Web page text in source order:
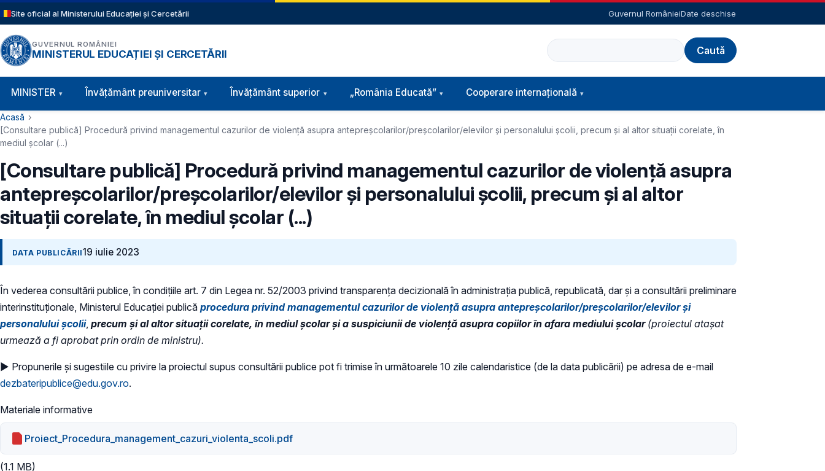
Sari la conținutul principal
Site oficial al Ministerului Educației și Cercetării Guvernul RomânieiDate deschise
GUVERNUL ROMÂNIEI
MINISTERUL EDUCAȚIEI ȘI CERCETĂRII
Caută
Navigație principală
MINISTER Învăţământ preuniversitar Învățământ superior „România Educată” Cooperare internațională
Cale de navigare
Acasă
[Consultare publică] Procedură privind managementul cazurilor de violență asupra antepreșcolarilor/preșcolarilor/elevilor și personalului școlii, precum și al altor situații corelate, în
mediul școlar (...)
[Consultare publică] Procedură privind managementul cazurilor de violență asupra
antepreșcolarilor/preșcolarilor/elevilor și personalului școlii, precum și al altor
situații corelate, în mediul școlar (...)
DATA PUBLICĂRII19 iulie 2023
În vederea consultării publice, în condiţiile art. 7 din Legea nr. 52/2003 privind transparenţa decizională în administraţia publică, republicată, dar și a consultării preliminare
interinstituționale, Ministerul Educaţiei publică procedura privind managementul cazurilor de violență asupra antepreșcolarilor/preșcolarilor/elevilor și
personalului școlii, precum și al altor situații corelate, în mediul școlar și a suspiciunii de violență asupra copiilor în afara mediului școlar(proiectul atașat
urmează a fi aprobat prin ordin de ministru).
► Propunerile și sugestiile cu privire la proiectul supus consultării publice pot fi trimise în următoarele 10 zile calendaristice (de la data publicării) pe adresa de e-mail
dezbateripublice@edu.gov.ro.
Materiale informative
Proiect_Procedura_management_cazuri_violenta_scoli.pdf
(1.1 MB)